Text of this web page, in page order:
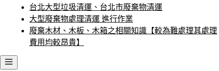
台北大型垃圾清運、台北市廢棄物清運
大型廢棄物處理清運 進行作業
廢棄木材、木板、木箱之相關知識【較為難處理其處理
費用均較昂貴】